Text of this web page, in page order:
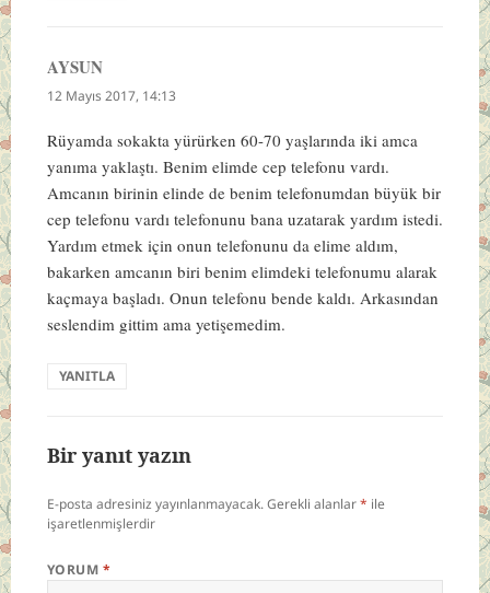
AYSUNdedi
ki:
12 Mayıs 2017, 14:13
Rüyamda sokakta yürürken 60-70 yaşlarında iki amca
yanıma yaklaştı. Benim elimde cep telefonu vardı.
Amcanın birinin elinde de benim telefonumdan büyük bir
cep telefonu vardı telefonunu bana uzatarak yardım istedi.
Yardım etmek için onun telefonunu da elime aldım,
bakarken amcanın biri benim elimdeki telefonumu alarak
kaçmaya başladı. Onun telefonu bende kaldı. Arkasından
seslendim gittim ama yetişemedim.
YANITLA
Bir yanıt yazın
E-posta adresiniz yayınlanmayacak.Gerekli alanlar* ile
işaretlenmişlerdir
YORUM *